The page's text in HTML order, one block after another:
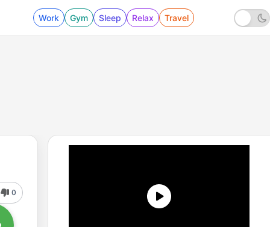
Work Gym Sleep Relax Travel
0